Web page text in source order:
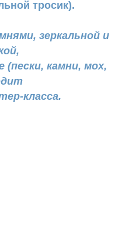
тросик).
зеркальной и
(пески, камни, мох,
класса.